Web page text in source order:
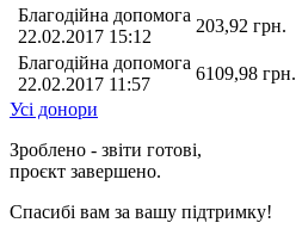
Благодійна допомога
22.02.2017 15:12
203,92 грн.
Благодійна допомога
22.02.2017 11:57
6109,98 грн.
Усі донори
Зроблено - звіти готові,
проєкт завершено.
Спасибі вам за вашу підтримку!